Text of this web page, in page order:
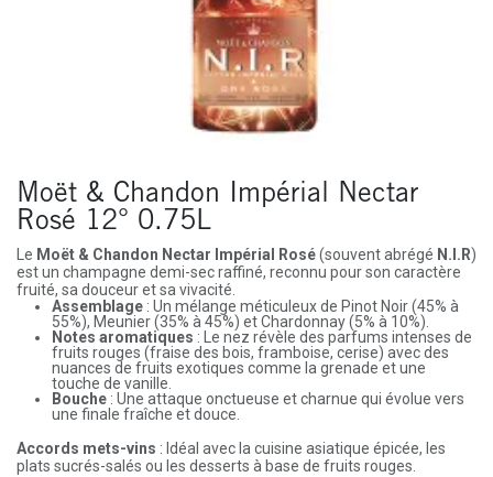
Moët & Chandon Impérial Nectar
Rosé 12° 0.75L
Le Moët & Chandon Nectar Impérial Rosé(souvent abrégé N.I.R)
est un champagne demi-sec raffiné, reconnu pour son caractère
fruité, sa douceur et sa vivacité.
Assemblage : Un mélange méticuleux de Pinot Noir (45% à
55%), Meunier (35% à 45%) et Chardonnay (5% à 10%).
Notes aromatiques : Le nez révèle des parfums intenses de
fruits rouges (fraise des bois, framboise, cerise) avec des
nuances de fruits exotiques comme la grenade et une
touche de vanille.
Bouche : Une attaque onctueuse et charnue qui évolue vers
une finale fraîche et douce.
Accords mets-vins : Idéal avec la cuisine asiatique épicée, les
plats sucrés-salés ou les desserts à base de fruits rouges.